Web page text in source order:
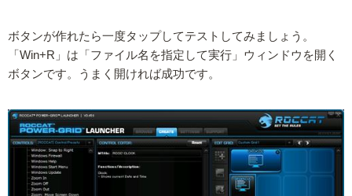
ボタンが作れたら一度タップしてテストしてみましょう。
「Win+R」は「ファイル名を指定して実行」ウィンドウを開く
ボタンです。うまく開ければ成功です。